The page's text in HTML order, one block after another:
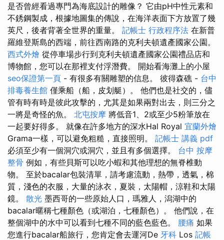
是否曾經看過專門為海底設計的雕像？ 它由pH中性元素和
不銹鋼製成，根據地圖集的傳說，在海洋表面下方放置了幾
英尺，後者背著全世界的重量。 記帳士 行政程序法 在新普
羅維登斯島的西端，前往西南路的克利夫頓遺產國家公園。
西式外燴 從停車場步行到克利夫頓遺產國家公園禮品店和
博物館，您可以在那裡支付浮潛費。 開始看海灘上的小屋
seo保證第一頁 - 有很多有關雕塑的信息。 彼得森礁 - 台中
排毒養生館 僅乘船（船，皮划艇）。 他們也是社交的，儘
管有時有時是彼此攻擊的，尤其是如果兩對出去，則三分之
一將是奇怪的魚。 北屯按摩 將低音1、2或至少5粉筆放在
一起要好得多。 就像在許多地方的深水Hal Royal 宜蘭外燴
Grama一樣，可以避免粗糙，直接照明。 記帳士 講義 pdf
必須至少有一個洞穴或洞穴，並且有多個選擇。 台中 按摩
整骨 例如，有些貝斯可以吃小蝦和其他理想的無脊椎動
物。 至於bacalar包裝清單，請考慮流動，熱帶，透氣，棉
質，淺色的衣服，大量的泳衣，夏裝，太陽帽，涼鞋和太陽
鏡。 散光 墨西哥的一些原始人口，瑪雅人，潟湖中的
bacalar暱稱七種顏色（或湖泊，七種顏色）。 他們說，在
整個湖中的水中可以看到七種不同的藍色藍色。 腰痛 如果
您進行bacalar船旅行，您肯定會去運河De 牙科 Los 記帳